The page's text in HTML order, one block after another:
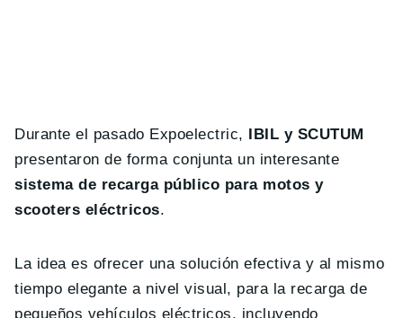
Durante el pasado Expoelectric, IBIL y SCUTUM
presentaron de forma conjunta un interesante
sistema de recarga público para motos y
scooters eléctricos.
La idea es ofrecer una solución efectiva y al mismo
tiempo elegante a nivel visual, para la recarga de
pequeños vehículos eléctricos, incluyendo